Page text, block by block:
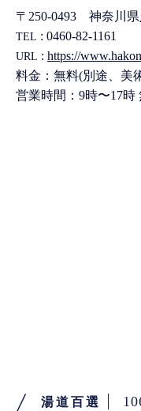
〒250-0493 神奈川県
TEL : 0460-82-1161
URL : https://
料金：無料(別途、美
営業時間：9時〜17時
湯道百選